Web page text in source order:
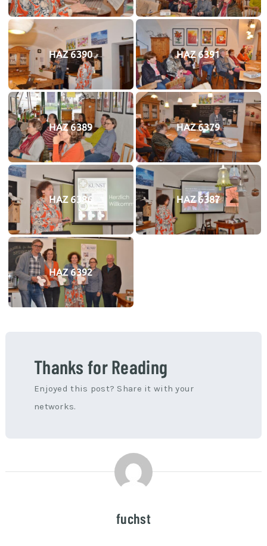
HAZ 6390 HAZ 6391
HAZ 6389 HAZ 6379
HAZ 6386 HAZ 6387
HAZ 6392
Thanks for Reading
Enjoyed this post? Share it with your
networks.
fuchst